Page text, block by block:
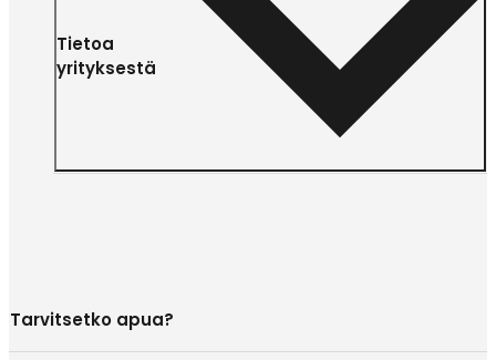
Tietoa
yrityksestä
Tarvitsetko apua?